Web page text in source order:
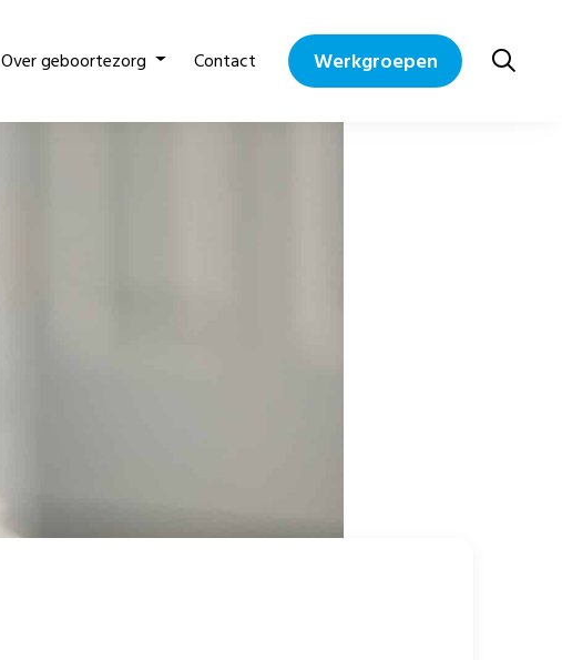
Over geboortezorg Contact Werkgroepen